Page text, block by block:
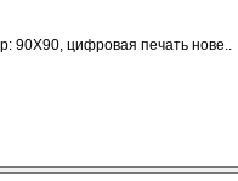
90Х90, цифровая печать нове..